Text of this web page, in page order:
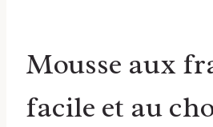
Mousse aux
facile et au